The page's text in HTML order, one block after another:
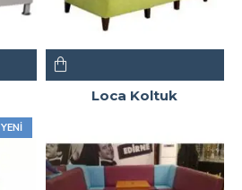
Loca Koltuk
YENI